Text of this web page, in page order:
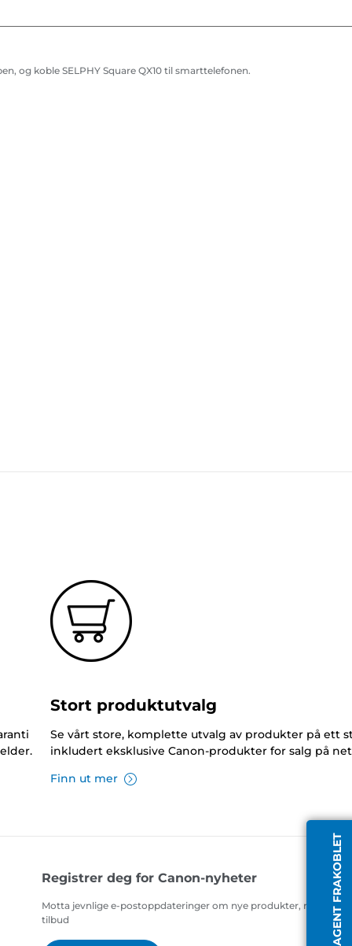
og koble SELPHY Square QX10 til smarttelefonen.
AGENT FRAKOBLET
Stort produktutvalg
Se vårt store, komplette utvalg av produkter på ett
inkludert eksklusive Canon-produkter for salg på
Finn ut mer
Registrer deg for Canon-nyheter
Motta jevnlige e-postoppdateringer om nye produkter, nyttige
tilbud